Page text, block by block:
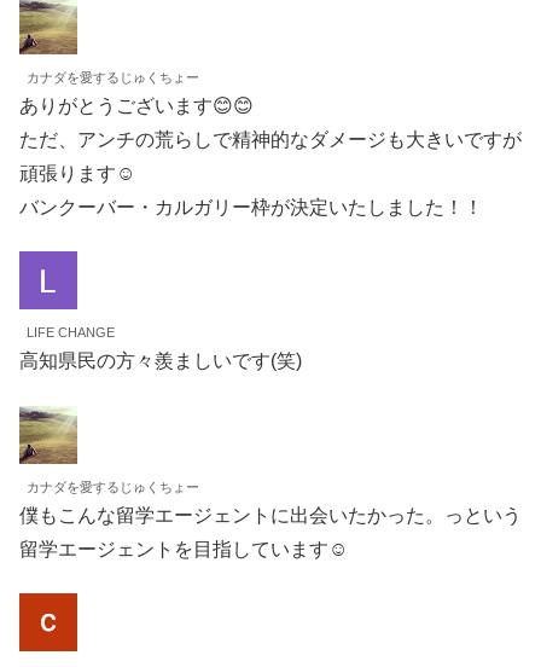
カナダを愛するじゅくちょー
ありがとうございます😊😊
ただ、アンチの荒らしで精神的なダメージも大きいですが
頑張ります☺️
バンクーバー・カルガリー枠が決定いたしました！！
LIFE CHANGE
高知県民の方々羨ましいです(笑)
カナダを愛するじゅくちょー
僕もこんな留学エージェントに出会いたかった。っという
留学エージェントを目指しています☺️